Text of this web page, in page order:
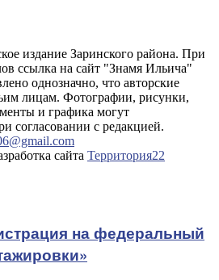
издание Заринского района. При
ссылка на сайт "Знамя Ильича"
однозначно, что авторские
лицам. Фотографии, рисунки,
и графика могут
согласовании с редакцией.
сайта Территория22
на федеральный